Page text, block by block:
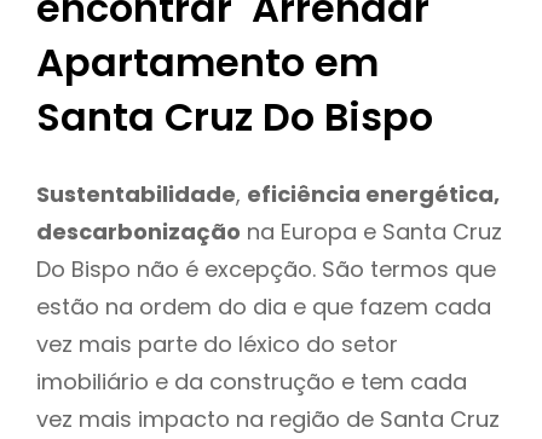
Apartamento em
Santa Cruz Do Bispo
Sustentabilidade, eficiência energética,
descarbonização na Europa e Santa Cruz
Do Bispo não é excepção. São termos que
estão na ordem do dia e que fazem cada
vez mais parte do léxico do setor
imobiliário e da construção e tem cada
vez mais impacto na região de Santa Cruz